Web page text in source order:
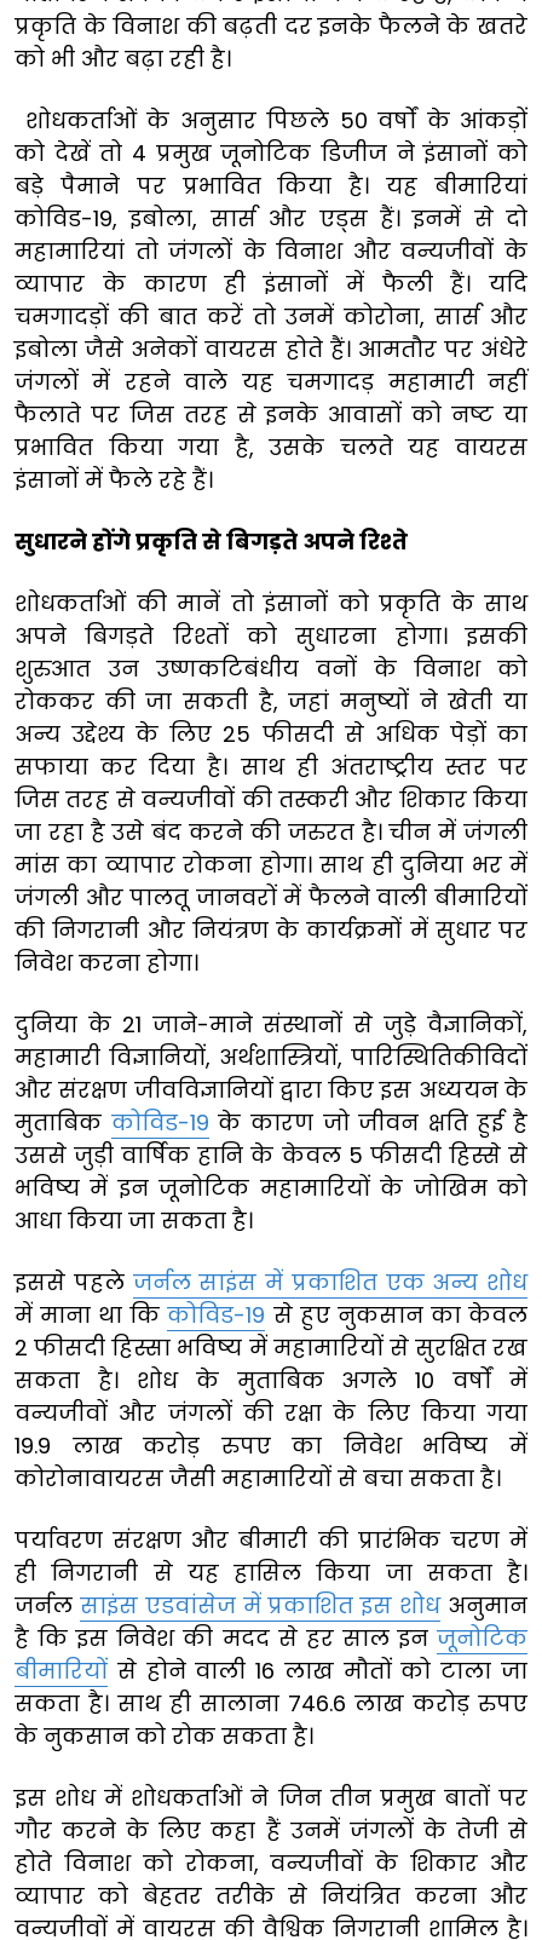
प्रकृति के विनाश की बढ़ती दर इनके फैलने के खतरे
को भी और बढ़ा रही है।
शोधकर्ताओं के अनुसार पिछले 50 वर्षों के आंकड़ों
को देखें तो 4 प्रमुख जूनोटिक डिजीज ने इंसानों को
बड़े पैमाने पर प्रभावित किया है। यह बीमारियां
कोविड-19, इबोला, सार्स और एड्स हैं। इनमें से दो
महामारियां तो जंगलों के विनाश और वन्यजीवों के
व्यापार के कारण ही इंसानों में फैली हैं। यदि
चमगादड़ों की बात करें तो उनमें कोरोना, सार्स और
इबोला जैसे अनेकों वायरस होते हैं। आमतौर पर अंधेरे
जंगलों में रहने वाले यह चमगादड़ महामारी नहीं
फैलाते पर जिस तरह से इनके आवासों को नष्ट या
प्रभावित किया गया है, उसके चलते यह वायरस
इंसानों में फैले रहे हैं।
सुधारने होंगे प्रकृति से बिगड़ते अपने रिश्ते
शोधकर्ताओं की मानें तो इंसानों को प्रकृति के साथ
अपने बिगड़ते रिश्तों को सुधारना होगा। इसकी
शुरुआत उन उष्णकटिबंधीय वनों के विनाश को
रोककर की जा सकती है, जहां मनुष्यों ने खेती या
अन्य उद्देश्य के लिए 25 फीसदी से अधिक पेड़ों का
सफाया कर दिया है। साथ ही अंतराष्ट्रीय स्तर पर
जिस तरह से वन्यजीवों की तस्करी और शिकार किया
जा रहा है उसे बंद करने की जरुरत है। चीन में जंगली
मांस का व्यापार रोकना होगा। साथ ही दुनिया भर में
जंगली और पालतू जानवरों में फैलने वाली बीमारियों
की निगरानी और नियंत्रण के कार्यक्रमों में सुधार पर
निवेश करना होगा।
दुनिया के 21 जाने-माने संस्थानों से जुड़े वैज्ञानिकों,
महामारी विज्ञानियों, अर्थशास्त्रियों, पारिस्थितिकीविदों
और संरक्षण जीवविज्ञानियों द्वारा किए इस अध्ययन के
मुताबिक कोविड-19 के कारण जो जीवन क्षति हुई है
उससे जुड़ी वार्षिक हानि के केवल 5 फीसदी हिस्से से
भविष्य में इन जूनोटिक महामारियों के जोखिम को
आधा किया जा सकता है।
इससे पहले जर्नल साइंस में प्रकाशित एक अन्य शोध
में माना था किकोविड-19 से हुए नुकसान का केवल
2 फीसदी हिस्सा भविष्य में महामारियों से सुरक्षित रख
सकता है। शोध के मुताबिक अगले 10 वर्षों में
वन्यजीवों और जंगलों की रक्षा के लिए किया गया
19.9 लाख करोड़ रुपए का निवेश भविष्य में
कोरोनावायरस जैसी महामारियों से बचा सकता है।
पर्यावरण संरक्षण और बीमारी की प्रारंभिक चरण में
ही निगरानी से यह हासिल किया जा सकता है।
जर्नल साइंस एडवांसेज में प्रकाशित इस शोधअनुमान
है कि इस निवेश की मदद से हर साल इन जूनोटिक
बीमारियों से होने वाली 16 लाख मौतों को टाला जा
सकता है। साथ ही सालाना 746.6 लाख करोड़ रुपए
के नुकसान को रोक सकता है।
इस शोध में शोधकर्ताओं ने जिन तीन प्रमुख बातों पर
गौर करने के लिए कहा हैं उनमें जंगलों के तेजी से
होते विनाश को रोकना, वन्यजीवों के शिकार और
व्यापार को बेहतर तरीके से नियंत्रित करना और
वन्यजीवों में वायरस की वैश्विक निगरानी शामिल है।